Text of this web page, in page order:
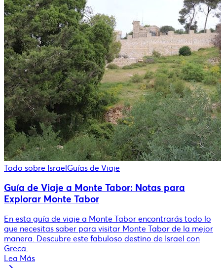
Todo sobre IsraelGuías de Viaje
Guía de Viaje a Monte Tabor: Notas para
Explorar Monte Tabor
En esta guía de viaje a Monte Tabor encontrarás todo lo
que necesitas saber para visitar Monte Tabor de la mejor
manera. Descubre este fabuloso destino de Israel con
Greca.
Lea Más